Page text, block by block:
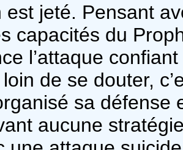
est jeté. Pensant
capacités du
l’attaque
de se douter,
sa
aucune